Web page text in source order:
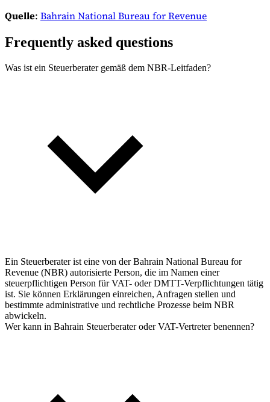
Quelle: Bahrain National Bureau for Revenue
Frequently asked questions
Was ist ein Steuerberater gemäß dem NBR-Leitfaden?
Ein Steuerberater ist eine von der Bahrain National Bureau for
Revenue (NBR) autorisierte Person, die im Namen einer
steuerpflichtigen Person für VAT- oder DMTT-Verpflichtungen tätig
ist. Sie können Erklärungen einreichen, Anfragen stellen und
bestimmte administrative und rechtliche Prozesse beim NBR
abwickeln.
Wer kann in Bahrain Steuerberater oder VAT-Vertreter benennen?